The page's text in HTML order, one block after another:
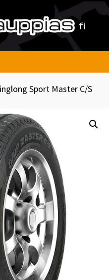
Sport Master C/S